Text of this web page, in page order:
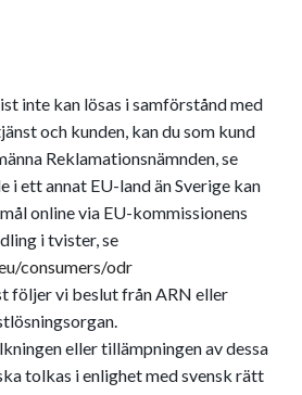
inte kan lösas i samförstånd med
och kunden, kan du som kund
Reklamationsnämnden, se
i ett annat EU-land än Sverige kan
online via EU-kommissionens
i tvister, se
consumers/odr
följer vi beslut från ARN eller
eller tillämpningen av dessa
tolkas i enlighet med svensk rätt